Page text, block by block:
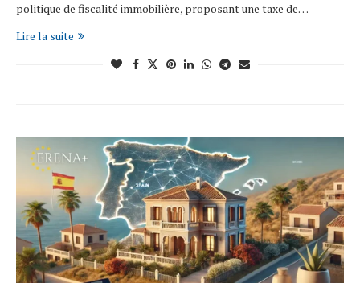
politique de fiscalité immobilière, proposant une taxe de…
Lire la suite